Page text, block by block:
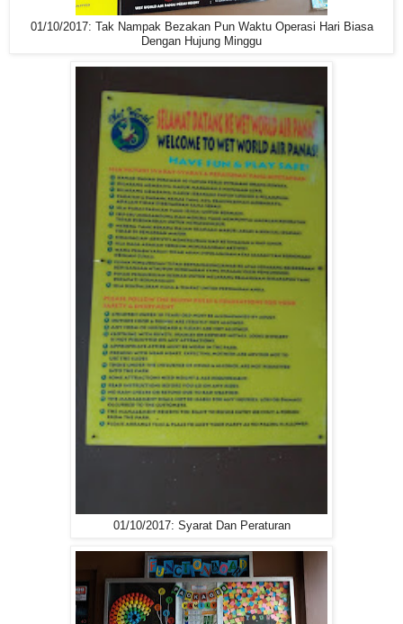
01/10/2017: Tak Nampak Bezakan Pun Waktu Operasi Hari Biasa
Dengan Hujung Minggu
01/10/2017: Syarat Dan Peraturan